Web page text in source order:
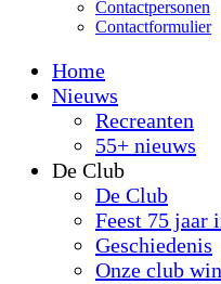
Contactpersonen
Contactformulier
Home
Nieuws
Recreanten
55+ nieuws
De Club
De Club
Feest 75 jaar
Geschiedenis
Onze club